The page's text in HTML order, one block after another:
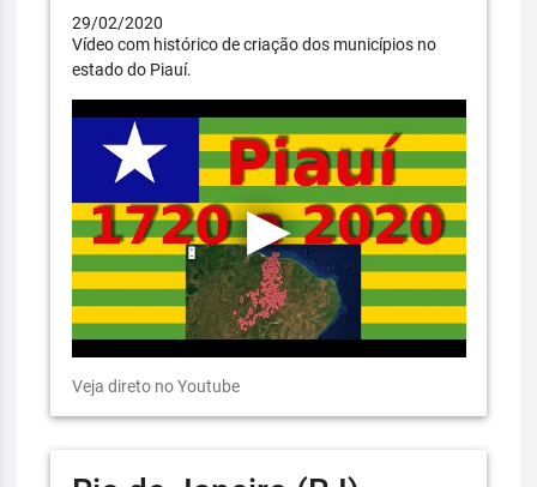
29/02/2020
Vídeo com histórico de criação dos municípios no
estado do Piauí.
Veja direto no Youtube